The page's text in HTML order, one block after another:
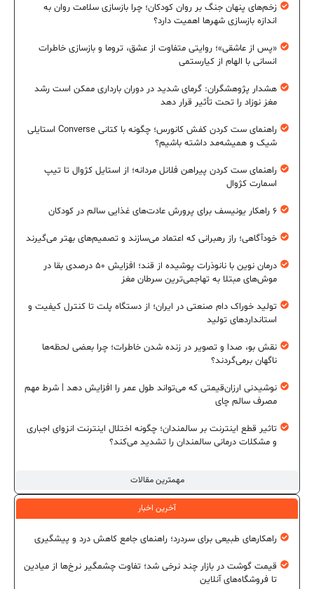
مهمترین مقالات
زخم‌های پنهان جنگ بر روان کودکان؛ چرا بازسازی سلامت روان به
اندازه بازسازی شهرها اهمیت دارد؟
«پس از عاشقی»؛ روایتی متفاوت از عشق، تروما و بازسازی خاطرات
انسانی با الهام از کیارستمی
هشدار پژوهشگران: گرمای شدید در دوران بارداری ممکن است رشد
مغز نوزاد را تحت تأثیر قرار دهد
راهنمای ست کردن کفش کانورس؛ چگونه با کتانی Converse استایلی
شیک و همیشه‌مد داشته باشیم؟
راهنمای ست کردن پیراهن فلانل مردانه؛ از استایل کژوال تا تیپ
اسمارت کژوال
۶ راهکار یونیسف برای پرورش عادت‌های غذایی سالم در کودکان
خودآگاهی؛ راز رهبرانی که اعتماد می‌سازند و تصمیم‌های بهتر می‌گیرند
درمان نوین با نانوذرات پوشیده از قند؛ افزایش ۵۰ درصدی بقا در
موش‌های مبتلا به تهاجمی‌ترین سرطان مغز
تولید خوراک دام صنعتی در ایران؛ از دستگاه پلت تا کنترل کیفیت و
استانداردهای تولید
نقش بو، صدا و تصویر در زنده شدن خاطرات؛ چرا بعضی لحظه‌ها
ناگهان برمی‌گردند؟
نوشیدنی ارزان‌قیمتی که می‌تواند طول عمر را افزایش دهد | شرط مهم
مصرف سالم چای
تاثیر قطع اینترنت بر سالمندان؛ چگونه اختلال اینترنت انزوای اجباری
و مشکلات درمانی سالمندان را تشدید می‌کند؟
آخرین اخبار
راهکارهای طبیعی برای سردرد؛ راهنمای جامع کاهش درد و پیشگیری
قیمت گوشت در بازار چند نرخی شد؛ تفاوت چشمگیر نرخ‌ها از میادین
تا فروشگاه‌های آنلاین